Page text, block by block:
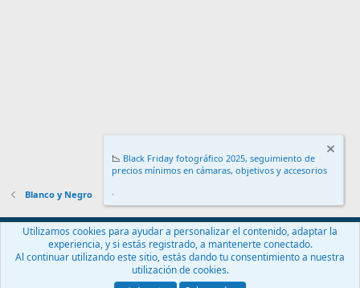
Blanco y Negro
Español (ES)
Contáctanos
Términos y reglas Política de privacidad
Ayuda
📉 Black Friday fotográfico 2025, seguimiento de
precios mínimos en cámaras, objetivos y accesorios
.
Utilizamos cookies para ayudar a personalizar el contenido, adaptar la
experiencia, y si estás registrado, a mantenerte conectado.
Al continuar utilizando este sitio, estás dando tu consentimiento a nuestra
utilización de cookies.